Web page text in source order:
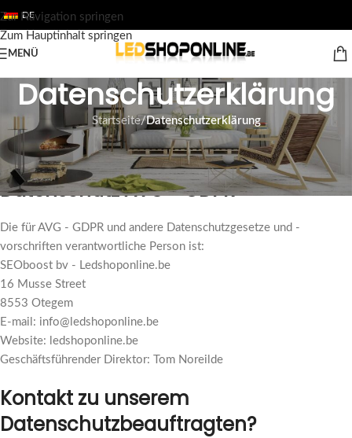
Zur Navigation springen
Zum Hauptinhalt springen
DE
MENÜ
Datenschutzerklärung
Startseite/Datenschutzerklärung
Erklärung zum Datenschutz
Datenschutz AVG - GDPR
Die für AVG - GDPR und andere Datenschutzgesetze und -
vorschriften verantwortliche Person ist:
SEOboost bv - Ledshoponline.be
16 Musse Street
8553 Otegem
E-mail: info@ledshoponline.be
Website: ledshoponline.be
Geschäftsführender Direktor: Tom Noreilde
Kontakt zu unserem
Datenschutzbeauftragten?